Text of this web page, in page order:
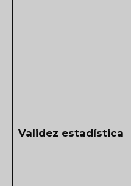
Validez estadística